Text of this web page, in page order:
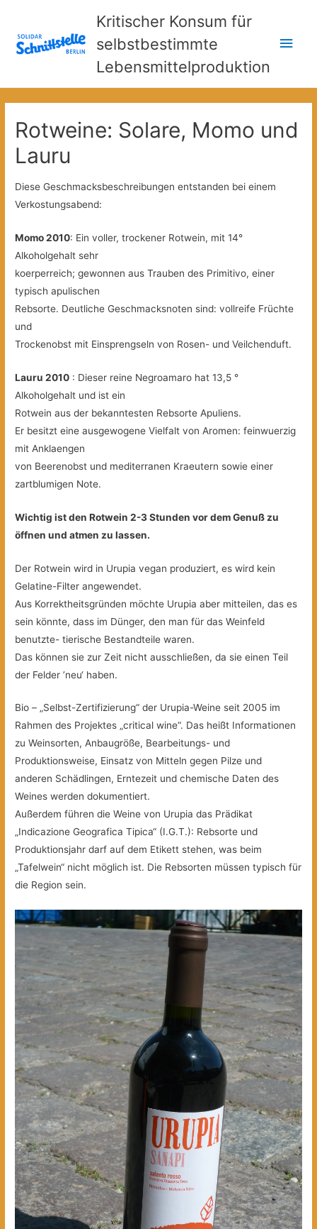
Kritischer Konsum für
selbstbestimmte
Lebensmittelproduktion
Rotweine: Solare, Momo und
Lauru
Diese Geschmacksbeschreibungen entstanden bei einem
Verkostungsabend:
Momo 2010: Ein voller, trockener Rotwein, mit 14°
Alkoholgehalt sehr
koerperreich; gewonnen aus Trauben des Primitivo, einer
typisch apulischen
Rebsorte. Deutliche Geschmacksnoten sind: vollreife Früchte
und
Trockenobst mit Einsprengseln von Rosen- und Veilchenduft.
Lauru 2010 : Dieser reine Negroamaro hat 13,5 °
Alkoholgehalt und ist ein
Rotwein aus der bekanntesten Rebsorte Apuliens.
Er besitzt eine ausgewogene Vielfalt von Aromen: feinwuerzig
mit Anklaengen
von Beerenobst und mediterranen Kraeutern sowie einer
zartblumigen Note.
Wichtig ist den Rotwein 2-3 Stunden vor dem Genuß zu
öffnen und atmen zu lassen.
Der Rotwein wird in Urupia vegan produziert, es wird kein
Gelatine-Filter angewendet.
Aus Korrektheitsgründen möchte Urupia aber mitteilen, das es
sein könnte, dass im Dünger, den man für das Weinfeld
benutzte- tierische Bestandteile waren.
Das können sie zur Zeit nicht ausschließen, da sie einen Teil
der Felder ’neu‘ haben.
Bio – „Selbst-Zertifizierung“ der Urupia-Weine seit 2005 im
Rahmen des Projektes „critical wine“. Das heißt Informationen
zu Weinsorten, Anbaugröße, Bearbeitungs- und
Produktionsweise, Einsatz von Mitteln gegen Pilze und
anderen Schädlingen, Erntezeit und chemische Daten des
Weines werden dokumentiert.
Außerdem führen die Weine von Urupia das Prädikat
„Indicazione Geografica Tipica“ (I.G.T.): Rebsorte und
Produktionsjahr darf auf dem Etikett stehen, was beim
„Tafelwein“ nicht möglich ist. Die Rebsorten müssen typisch für
die Region sein.